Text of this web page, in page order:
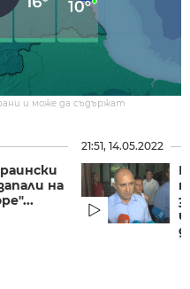
и може да съдържат
на
21:51, 14.05.2022